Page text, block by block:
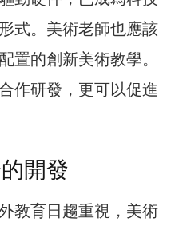
式。美術老師也應該
置的創新美術教學。
作研發，更可以促進
開發
教育日趨重視，美術